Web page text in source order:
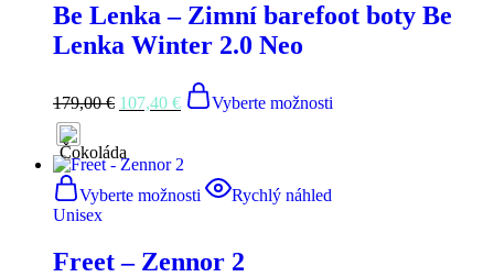
Be Lenka – Zimní barefoot boty Be
Lenka Winter 2.0 Neo
179,00€ 107,40 € Vyberte možnosti
Vyberte možnosti
Rychlý náhled
Unisex
Freet – Zennor 2